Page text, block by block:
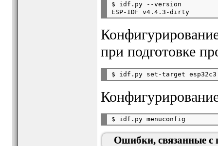
$ idf.py --version
ESP-IDF v4.4.3-dirty
при подготовке
Ошибки, связанные с